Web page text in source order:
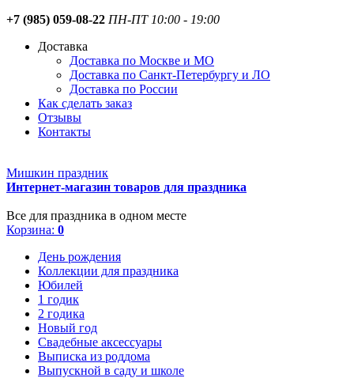
+7 (985) 059-08-22 ПН-ПТ 10:00 - 19:00
Доставка
Доставка по Москве и МО
Доставка по Санкт-Петербургу и ЛО
Доставка по России
Как сделать заказ
Отзывы
Контакты
Мишкин праздник
Интернет-магазин товаров для праздника
Все для праздника в одном месте
Корзина: 0
День рождения
Коллекции для праздника
Юбилей
1 годик
2 годика
Новый год
Свадебные аксессуары
Выписка из роддома
Выпускной в саду и школе